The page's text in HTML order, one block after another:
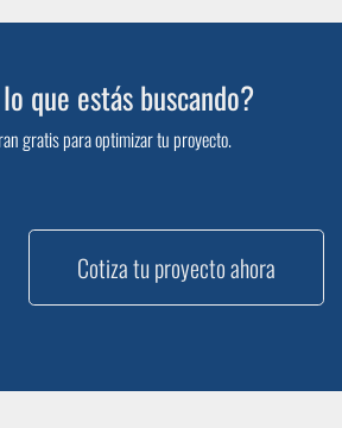
que estás buscando?
gratis para optimizar tu proyecto.
Cotiza tu proyecto ahora